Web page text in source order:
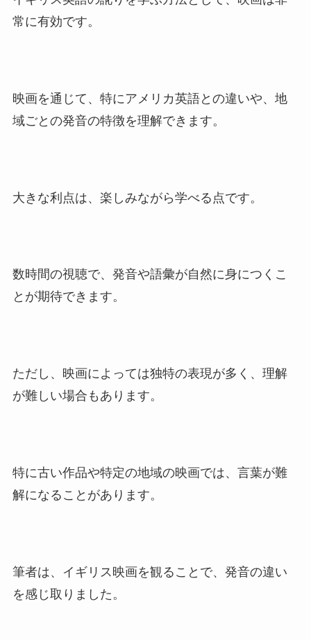
常に有効です。
映画を通じて、特にアメリカ英語との違いや、地
域ごとの発音の特徴を理解できます。
大きな利点は、楽しみながら学べる点です。
数時間の視聴で、発音や語彙が自然に身につくこ
とが期待できます。
ただし、映画によっては独特の表現が多く、理解
が難しい場合もあります。
特に古い作品や特定の地域の映画では、言葉が難
解になることがあります。
筆者は、イギリス映画を観ることで、発音の違い
を感じ取りました。